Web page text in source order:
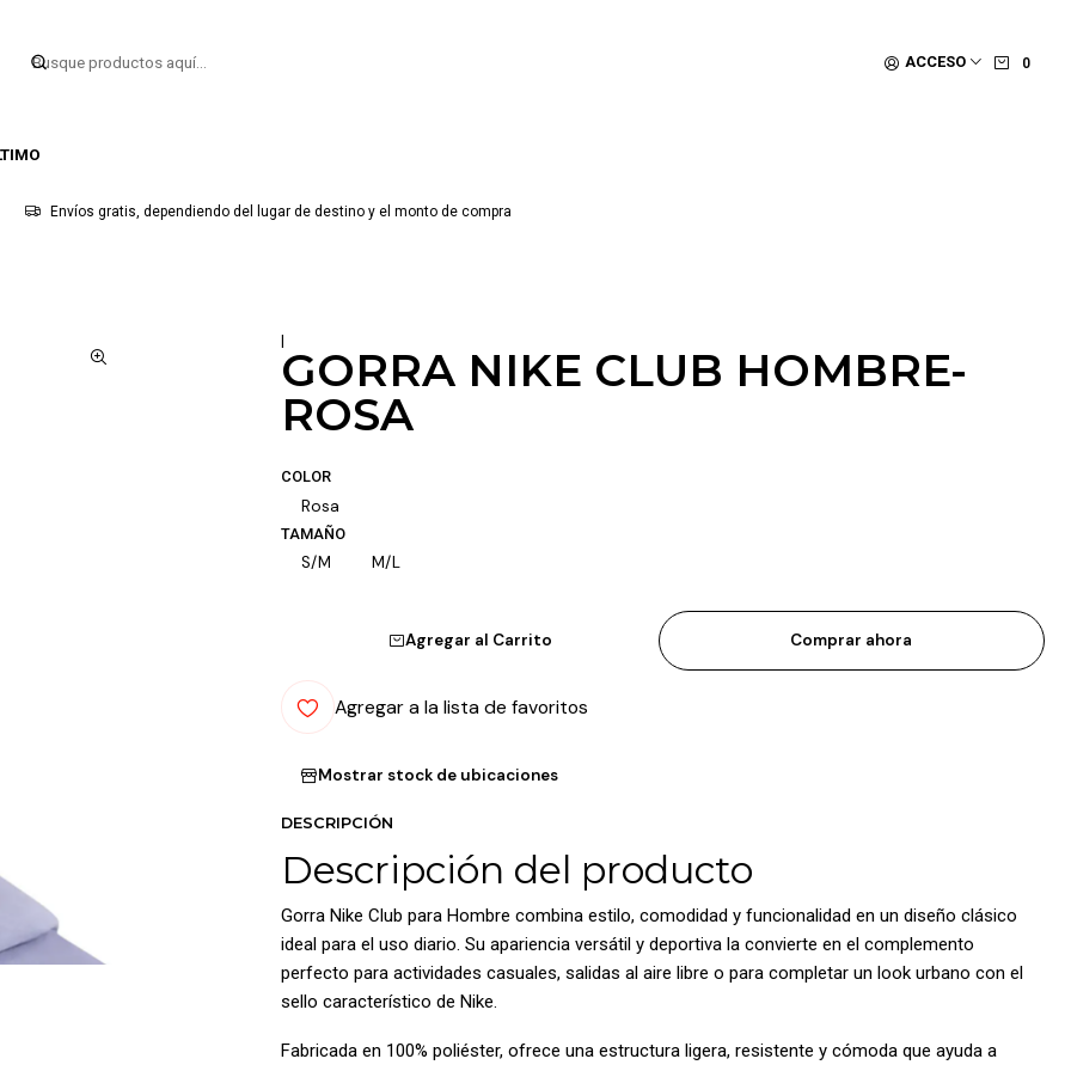
ACCESO 0
Envíos gratis, dependiendo del lugar de destino y el monto de compra
|
GORRA NIKE CLUB HOMBRE-
ROSA
COLOR
Rosa
TAMAÑO
S/M M/L
Agregar al Carrito Comprar ahora
Agregar a la lista de favoritos
Mostrar stock de ubicaciones
DESCRIPCIÓN
Descripción del producto
Gorra Nike Club para Hombre combina estilo, comodidad y funcionalidad en un diseño clásico
ideal para el uso diario. Su apariencia versátil y deportiva la convierte en el complemento
perfecto para actividades casuales, salidas al aire libre o para completar un look urbano con el
sello característico de Nike.
Fabricada en 100% poliéster, ofrece una estructura ligera, resistente y cómoda que ayuda a